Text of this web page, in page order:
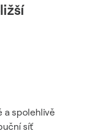
a spolehlivě
síť